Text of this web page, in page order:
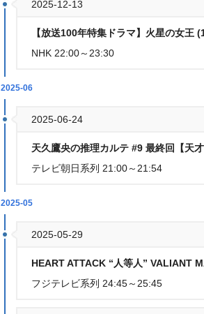
2025-12-13
【放送100年特集ドラマ】火星の女王
NHK 22:00～23:30
2025-06
2025-06-24
天久鷹央の推理カルテ #9 最終回【天
テレビ朝日系列 21:00～21:54
2025-05
2025-05-29
HEART ATTACK “人等人” VALIANT
フジテレビ系列 24:45～25:45